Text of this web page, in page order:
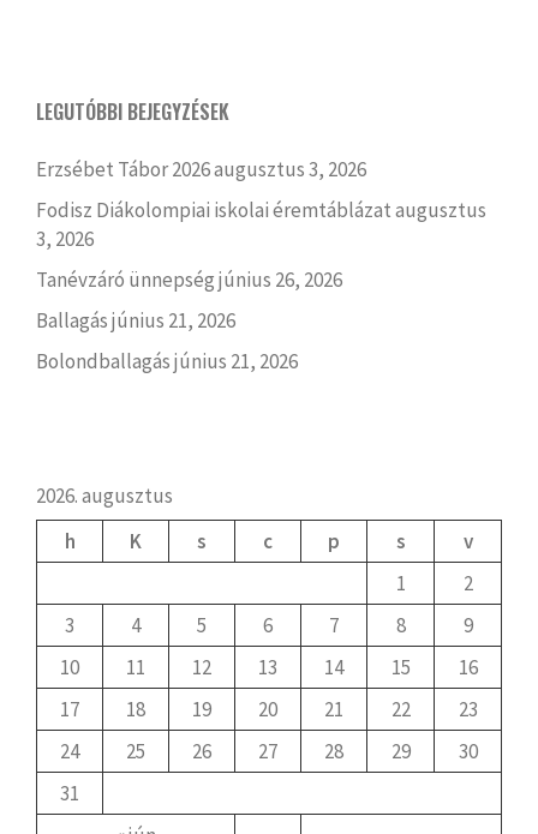
LEGUTÓBBI BEJEGYZÉSEK
Erzsébet Tábor 2026augusztus 3, 2026
Fodisz Diákolompiai iskolai éremtáblázataugusztus
3, 2026
Tanévzáró ünnepségjúnius 26, 2026
Ballagásjúnius 21, 2026
Bolondballagásjúnius 21, 2026
2026. augusztus
h
K s c p s v
1
2
3
4 5 6 7 8
9
10
11 12 13 14 15
16
17
18 19 20 21 22
23
24
25 26 27 28 29
30
31